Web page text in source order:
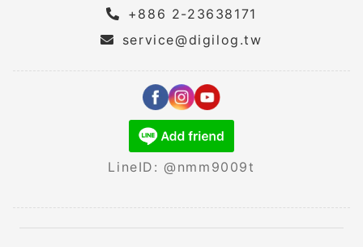
+886 2-23638171
service@digilog.tw
LineID: @nmm9009t